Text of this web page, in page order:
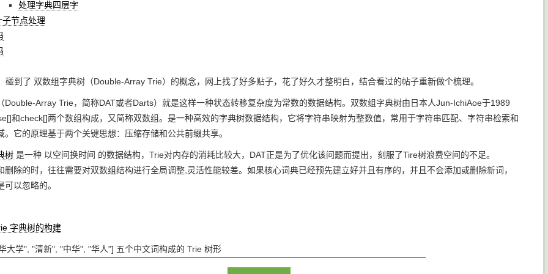
处理字典四层字
子节点处理
碰到了 双数组字典树（Double-Array Trie）的概念，网上找了好多贴子，花了好久才整明白，结合看过的帖子重新做个梳理。
Double-Array Trie，简称DAT或者Darts）就是这样一种状态转移复杂度为常数的数据结构。双数组字典树由日本人Jun-IchiAoe于1989
和check[]两个数组构成，又简称双数组。是一种高效的字典树数据结构，它将字符串映射为整数值，常用于字符串匹配、字符串检索和
。它的原理基于两个关键思想：压缩存储和公共前缀共享。
树 是一种 以空间换时间 的数据结构，Trie对内存的消耗比较大，DAT正是为了优化该问题而提出，刻服了Tire树浪费空间的不足。
删除的时，往往需要对双数组结构进行全局调整,灵活性能较差。如果核心词典已经预先建立好并且有序的，并且不会添加或删除新词，
以忽略的。
字典树的构建
大学", "清新", "中华", "华人"] 五个中文词构成的 Trie 树形